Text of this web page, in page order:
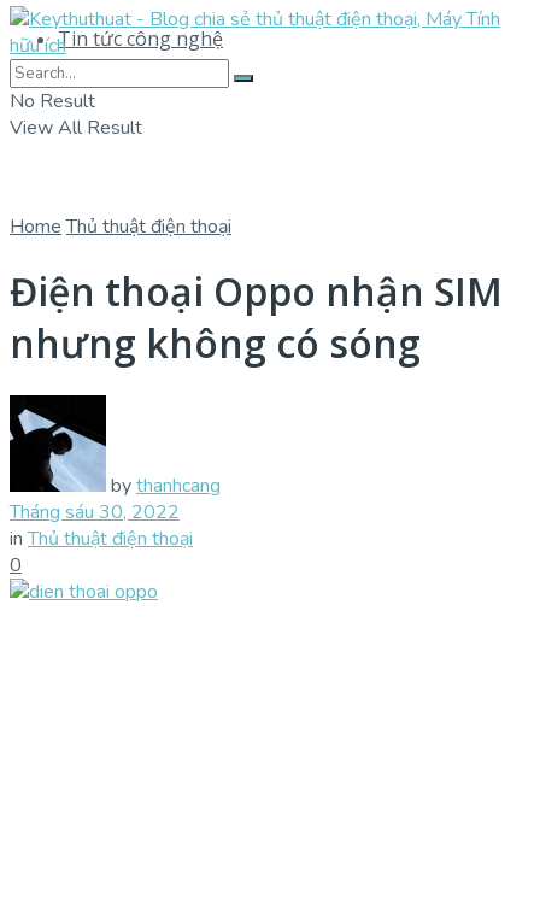
Tin tức công nghệ
No Result
View All Result
Home Thủ thuật điện thoại
Điện thoại Oppo nhận SIM
nhưng không có sóng
bythanhcang
Tháng sáu 30, 2022
in Thủ thuật điện thoại
0